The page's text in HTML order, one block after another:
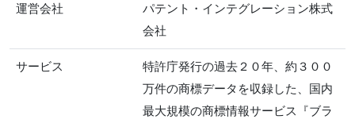
運営会社
パテント・インテグレーション株式
会社
サービス
特許庁発行の過去２０年、約３００
万件の商標データを収録した、国内
最大規模の商標情報サービス『ブラ